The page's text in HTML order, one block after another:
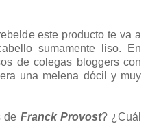
este producto te va a
sumamente liso. En
de colegas bloggers con
una melena dócil y muy
de Franck Provost? ¿Cuál